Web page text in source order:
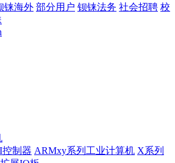
铼海外 部分用户 钡铼法务 社会招聘 校
制器 ARMxy系列工业计算机 X系列